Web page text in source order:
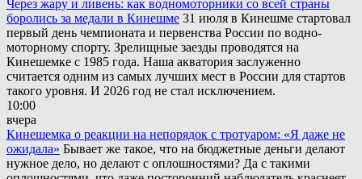
Через жару и ливень: как водномоторники со всей страны
боролись за медали в Кинешме 31 июля в Кинешме стартовал
первый день чемпионата и первенства России по водно-
моторному спорту. Зрелищные заезды проводятся на
Кинешемке с 1985 года. Наша акватория заслуженно
считается одним из самых лучших мест в России для стартов
такого уровня. И 2026 год не стал исключением.
10:00
вчера
Кинешемка о реакции на непорядок с тротуаром: «Я даже не
ожидала» Бывает же такое, что на бюджетные деньги делают
нужное дело, но делают с оплошностями? Да с такими